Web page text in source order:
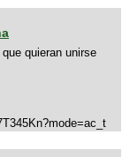
quieran unirse